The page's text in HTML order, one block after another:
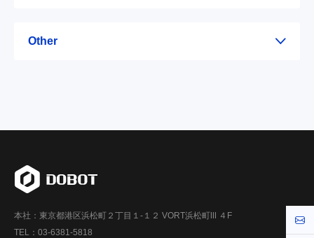
Other
本社：東京都港区浜松町２丁目１-１２ VORT浜松町Ⅲ ４F
TEL：03-6381-5818
お